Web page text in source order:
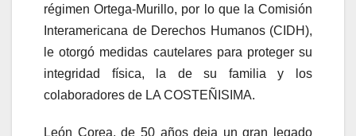
régimen Ortega-Murillo, por lo que la Comisión
Interamericana de Derechos Humanos (CIDH),
le otorgó medidas cautelares para proteger su
integridad física, la de su familia y los
colaboradores de LA COSTEÑISIMA.
León Corea, de 50 años deja un gran legado